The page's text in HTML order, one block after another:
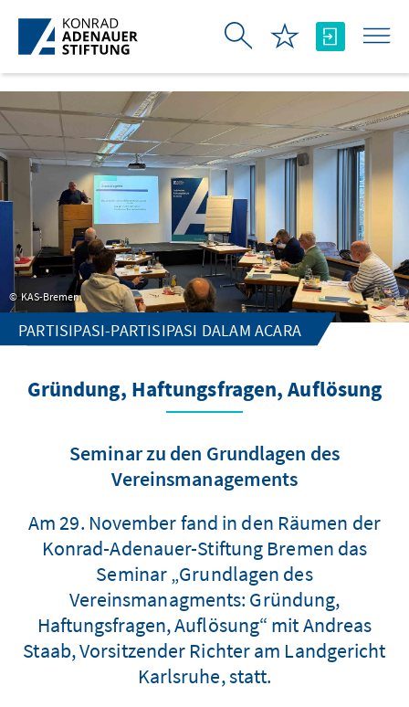
Skip to Main Content
KAS-Bremen
PARTISIPASI-PARTISIPASI DALAM ACARA
Gründung, Haftungsfragen, Auflösung
Seminar zu den Grundlagen des
Vereinsmanagements
Am 29. November fand in den Räumen der
Konrad-Adenauer-Stiftung Bremen das
Seminar „Grundlagen des
Vereinsmanagments: Gründung,
Haftungsfragen, Auflösung“ mit Andreas
Staab, Vorsitzender Richter am Landgericht
Karlsruhe, statt.